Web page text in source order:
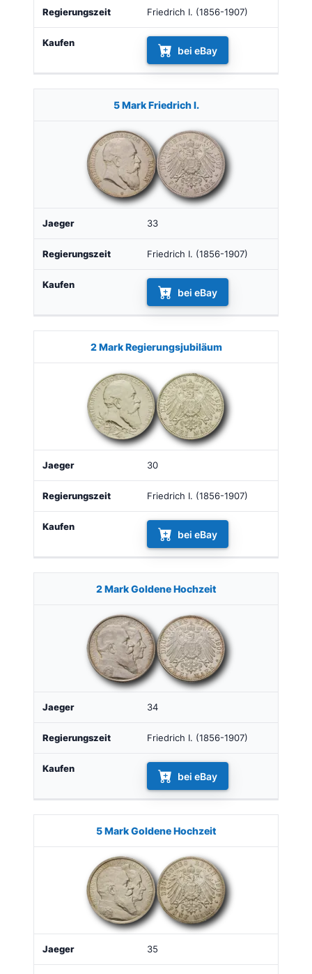
Friedrich I. (1856-1907)
bei eBay
5 Mark Friedrich I.
33
Friedrich I. (1856-1907)
bei eBay
2 Mark Regierungsjubiläum
30
Friedrich I. (1856-1907)
bei eBay
2 Mark Goldene Hochzeit
34
Friedrich I. (1856-1907)
bei eBay
5 Mark Goldene Hochzeit
35